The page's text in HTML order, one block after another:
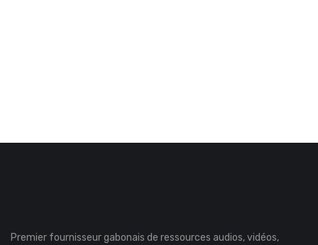
Premier fournisseur gabonais de ressources audios, vidéos,